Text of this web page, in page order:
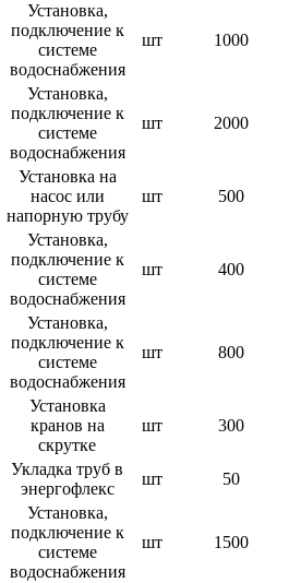
Установка,
подключение к
системе
водоснабжения
шт 1000
Установка,
подключение к
системе
водоснабжения
шт 2000
Установка на
насос или
напорную трубу
шт 500
Установка,
подключение к
системе
водоснабжения
шт 400
Установка,
подключение к
системе
водоснабжения
шт 800
Установка
кранов на
скрутке
шт 300
Укладка труб в
энергофлекс
шт 50
Установка,
подключение к
системе
водоснабжения
шт 1500